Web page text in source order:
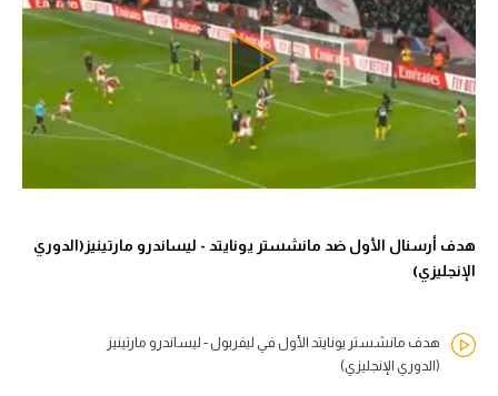
هدف أرسنال الأول ضد مانشستر يونايتد - ليساندرو مارتينيز(الدوري
الإنجليزي)
هدف مانشستر يونايتد الأول في ليفربول - ليساندرو مارتينيز
(الدوري الإنجليزي)